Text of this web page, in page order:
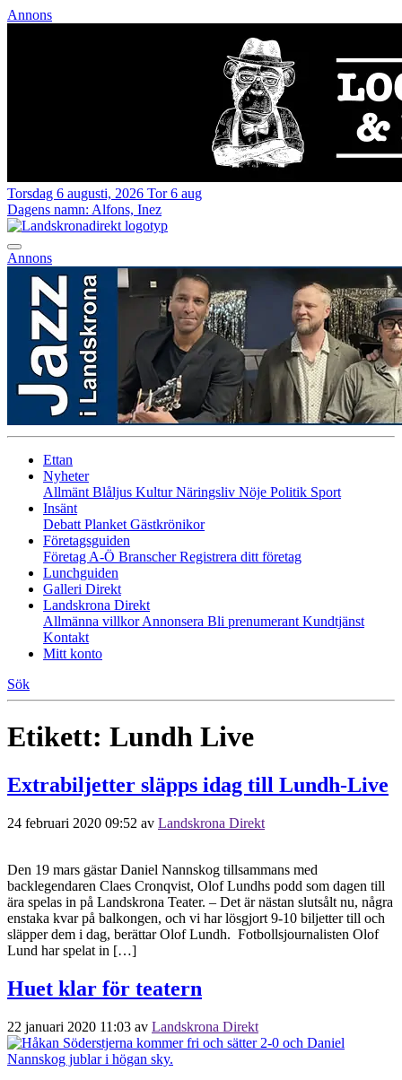
Annons
Torsdag 6 augusti, 2026 Tor 6 aug
Dagens namn: Alfons, Inez
Annons
Ettan
Nyheter
Allmänt Blåljus KulturNäringsliv Nöje Politik Sport
Insänt
Debatt Planket Gästkrönikor
Företagsguiden
Företag A-Ö BranscherRegistrera ditt företag
Lunchguiden
Galleri Direkt
Landskrona Direkt
Allmänna villkorAnnonsera Bli prenumerant Kundtjänst
Kontakt
Mitt konto
Sök
Etikett: Lundh Live
Extrabiljetter släpps idag till Lundh-Live
24 februari 2020 09:52 av Landskrona Direkt
Den 19 mars gästar Daniel Nannskog tillsammans med
backlegendaren Claes Cronqvist, Olof Lundhs podd som dagen till
ära spelas in på Landskrona Teater. – Det är nästan slutsålt nu, några
enstaka kvar på balkongen, och vi har lösgjort 9-10 biljetter till och
släpper dem i dag, berättar Olof Lundh. Fotbollsjournalisten Olof
Lund har spelat in […]
Huet klar för teatern
22 januari 2020 11:03 av Landskrona Direkt